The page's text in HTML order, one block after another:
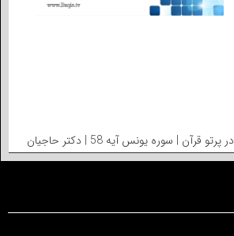
در پرتو قرآن | سوره یونس آیه 58 | دکتر حاجیان